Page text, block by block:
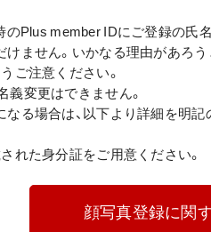
のPlus member IDにご登録の氏
ません。いかなる理由があろ
ご注意ください。
変更はできません。
る場合は、以下より詳細を明記
れた身分証をご用意ください。
顔写真登録に関